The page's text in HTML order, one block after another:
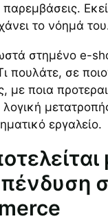
παρεμβάσεις.
το νόημά
στημένο e-
πουλάτε, σε
με ποια
λογική
εργαλείο.